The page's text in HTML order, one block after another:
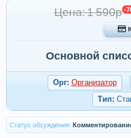
Цена: 1 590р -

Основной
Орг: Организатор
Тип:
Статус обсуждения: